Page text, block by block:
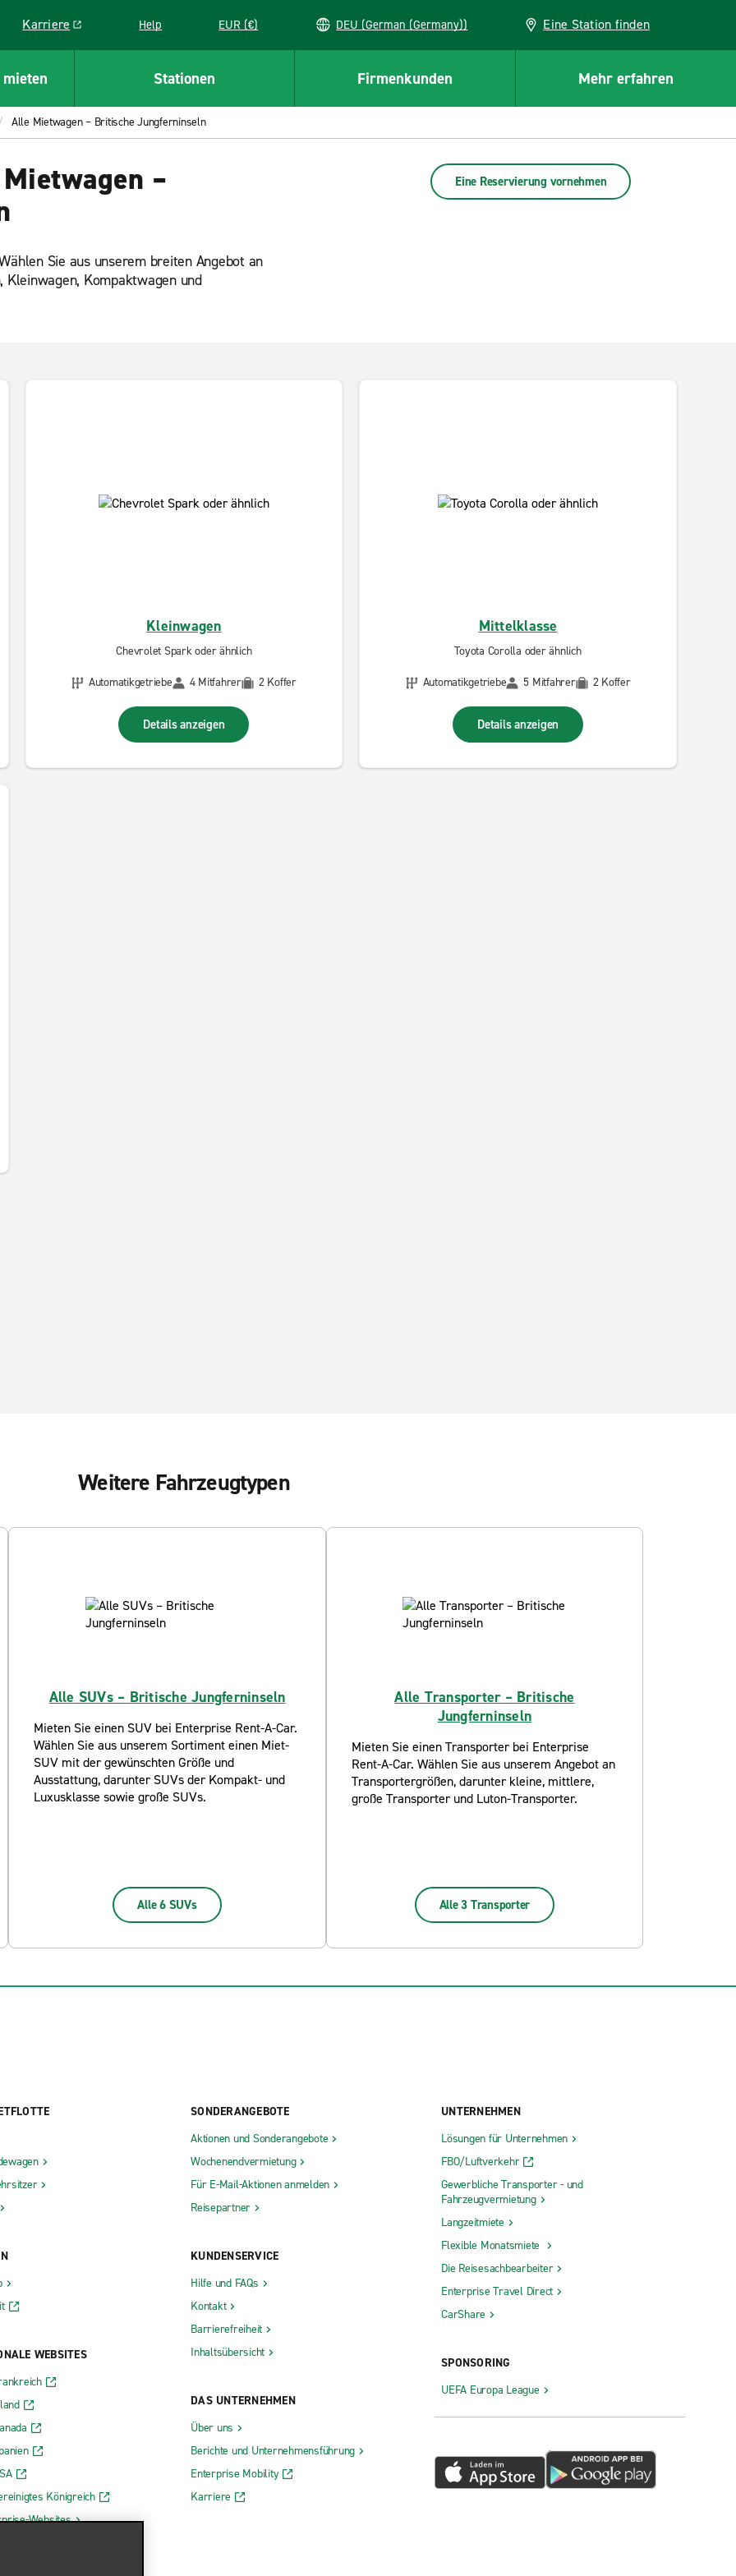
Karriere
Link opens in a new window
Help EUR (€) DEU (German (Germany)) Eine Station finden
Stationen Firmenkunden Mehr erfahren
Alle Mietwagen – Britische Jungferninseln
–
Sie aus unserem breiten Angebot an
Kompaktwagen und
Eine Reservierung vornehmen
Kleinwagen
Chevrolet Spark oder ähnlich
Automatikgetriebe
4 Mitfahrer 2 Koffer
Details anzeigen
Mittelklasse
Toyota Corolla oder ähnlich
Automatikgetriebe
5 Mitfahrer 2 Koffer
Details anzeigen
Weitere Fahrzeugtypen
Alle SUVs – Britische Jungferninseln
Mieten Sie einen SUV bei Enterprise Rent-A-Car.
Wählen Sie aus unserem Sortiment einen Miet-
SUV mit der gewünschten Größe und
Ausstattung, darunter SUVs der Kompakt- und
Luxusklasse sowie große SUVs.
Alle 6 SUVs
Alle Transporter – Britische
Jungferninseln
Mieten Sie einen Transporter bei Enterprise
Rent-A-Car. Wählen Sie aus unserem Angebot an
Transportergrößen, darunter kleine, mittlere,
große Transporter und Luton-Transporter.
Alle 3 Transporter
WEBSITES
Königreich
Websites
SONDERANGEBOTE
Aktionen und Sonderangebote
Wochenendvermietung
Für E-Mail-Aktionen anmelden
Reisepartner
KUNDENSERVICE
Hilfe und FAQs
Kontakt
Barrierefreiheit
Inhaltsübersicht
DAS UNTERNEHMEN
Über uns
Berichte und Unternehmensführung
Enterprise Mobility
Karriere
UNTERNEHMEN
Lösungen für Unternehmen
FBO/Luftverkehr
Gewerbliche Transporter - und
Fahrzeugvermietung
Langzeitmiete
Flexible Monatsmiete
Die Reisesachbearbeiter
Enterprise Travel Direct
CarShare
SPONSORING
UEFA Europa League